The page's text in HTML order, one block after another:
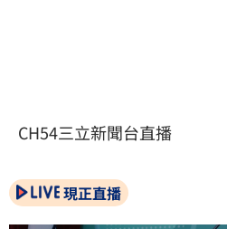
CH54三立新聞台直播
現正直播